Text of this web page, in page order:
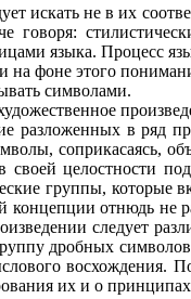
искать не в их
говоря:
языка. Процесс
на фоне этого
символами.
разложенных в ряд
соприкасаясь,
своей целостности
группы, которые
концепции отнюдь не
следует
дробных
восхождения.
их и о